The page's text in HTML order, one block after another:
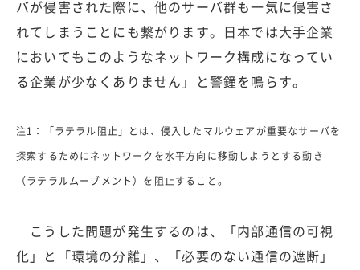
バが侵害された際に、他のサーバ群も一気に侵害さ
れてしまうことにも繋がります。日本では大手企業
においてもこのようなネットワーク構成になってい
る企業が少なくありません」と警鐘を鳴らす。
注1：「ラテラル阻止」とは、侵入したマルウェアが重要なサーバを
探索するためにネットワークを水平方向に移動しようとする動き
（ラテラルムーブメント）を阻止すること。
こうした問題が発生するのは、「内部通信の可視
化」と「環境の分離」、「必要のない通信の遮断」